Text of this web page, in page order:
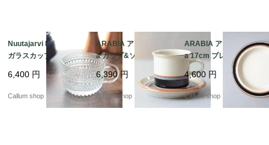
Nuutajarvi Kastehelmi
ガラスカップ ヌータヤ
ルヴィ カステヘルミ A
rabia時代 ヴィンテー
ジ Oiva Toikka オイヴ
6,400 円
Callum shop
ARABIA アラビア Taik
a カップ&ソーサー タ
イカ 北欧食器 フィンラ
ンド ヴィンテージ アン
ティーク_it4433
6,390円
Callum shop
ARABIA アラビア Taik
a 17cm プレート お皿
タイカ 北欧食器 フィン
ランド 北欧 ヴィンテー
ジ アンティーク_it443
7
4,600 円
Callum shop